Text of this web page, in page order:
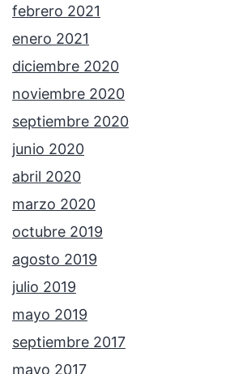
febrero 2021
enero 2021
diciembre 2020
noviembre 2020
septiembre 2020
junio 2020
abril 2020
marzo 2020
octubre 2019
agosto 2019
julio 2019
mayo 2019
septiembre 2017
mayo 2017